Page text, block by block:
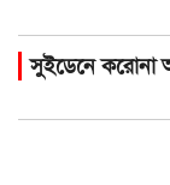
সুইডেনে করোনা